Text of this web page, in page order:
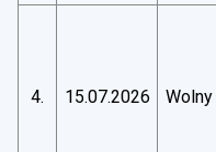
4. 15.07.2026 Wolny